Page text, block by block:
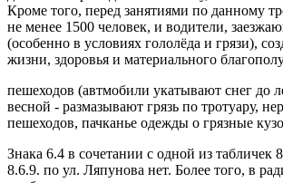
Кроме того, перед занятиями по данному
не менее 1500 человек, и водители,
(особенно в условиях гололёда и грязи),
жизни, здоровья и материального
пешеходов (автмобили укатывают снег до
весной - размазывают грязь по тротуару,
пешеходов, пачканье одежды о грязные
Знака 6.4 в сочетании с одной из табличек
8.6.9. по ул. Ляпунова нет. Более того, в